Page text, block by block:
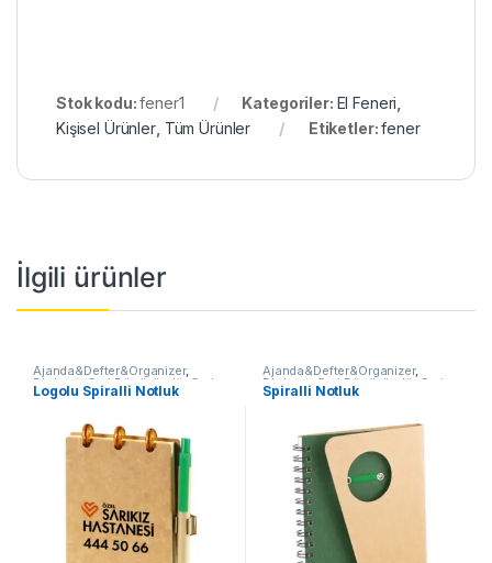
Stok kodu:fener1 Kategoriler: El Feneri
Kişisel Ürünler, Tüm Ürünler Etiketler:fener
İlgili ürünler
Ajanda&Defter&Organizer,
Bloknot ,Geri Dönüşümlü Geri
Dönüşümlü Defter&Not,Tüm
Logolu Spiralli Notluk
Ajanda&Defter&Organizer,
Bloknot, Geri Dönüşümlü Geri
Dönüşümlü Defter&Not
Spiralli Notluk